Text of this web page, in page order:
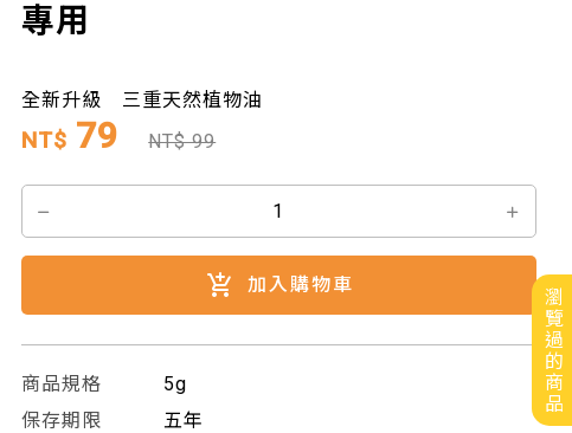
瀏覽過的商品
專用
全新升級 三重天然植物油
NT$ 79 NT$ 99
加入購物車
商品規格
5g
保存期限
五年